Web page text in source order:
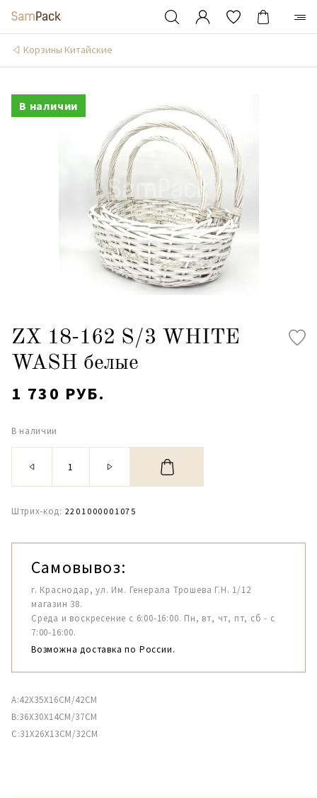
Корзины Китайские
В наличии
ZX 18-162 S/3 WHITE
WASH белые
1 730 РУБ.
В наличии
Штрих-код: 2201000001075
Самовывоз:
г. Краснодар, ул. Им. Генерала Трошева Г.Н. 1/12
магазин 38.
Среда и воскресение с 6:00-16:00. Пн, вт, чт, пт, сб - с
7:00-16:00.
Возможна доставка по России.
A:42X35X16CM/42CM
B:36X30X14CM/37CM
C:31X26X13CM/32CМ